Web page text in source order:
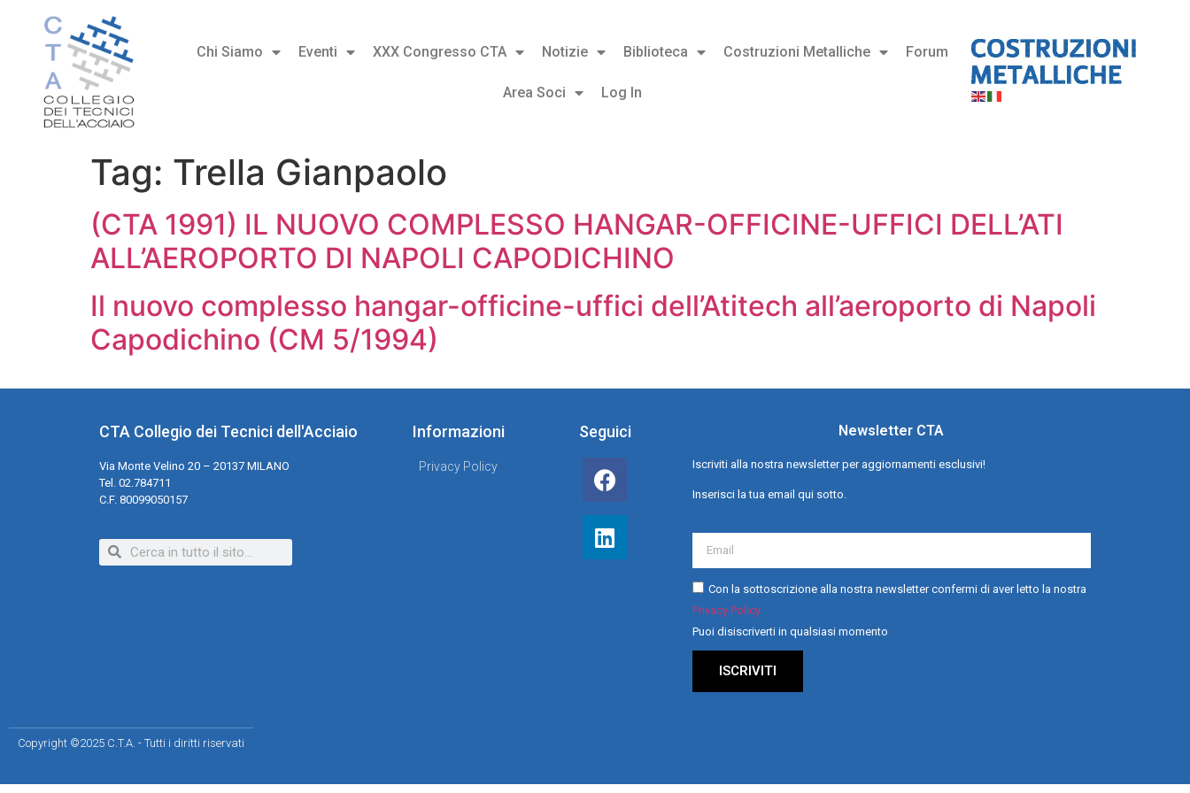
Chi Siamo Eventi XXX Congresso CTA Notizie Biblioteca Costruzioni Metalliche Forum
Area Soci Log In
Tag: Trella Gianpaolo
(CTA 1991) IL NUOVO COMPLESSO HANGAR-OFFICINE-UFFICI DELL’ATI
ALL’AEROPORTO DI NAPOLI CAPODICHINO
Il nuovo complesso hangar-officine-uffici dell’Atitech all’aeroporto di Napoli
Capodichino (CM 5/1994)
CTA Collegio dei Tecnici dell'Acciaio
Via Monte Velino 20 – 20137 MILANO
Tel. 02.784711
C.F. 80099050157
Informazioni
Privacy Policy
Seguici Newsletter CTA
Iscriviti alla nostra newsletter per aggiornamenti esclusivi!
Inserisci la tua email qui sotto.
Con la sottoscrizione alla nostra newsletter confermi di aver letto la nostra
Privacy Policy
Puoi disiscriverti in qualsiasi momento
ISCRIVITI
Copyright ©2025 C.T.A. - Tutti i diritti riservati